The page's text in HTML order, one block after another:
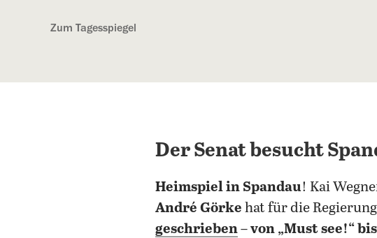
Zum Tagesspiegel
Der Senat besucht
Heimspiel in Spandau! Kai
André Görke hat für die
geschrieben–von „Must see!“